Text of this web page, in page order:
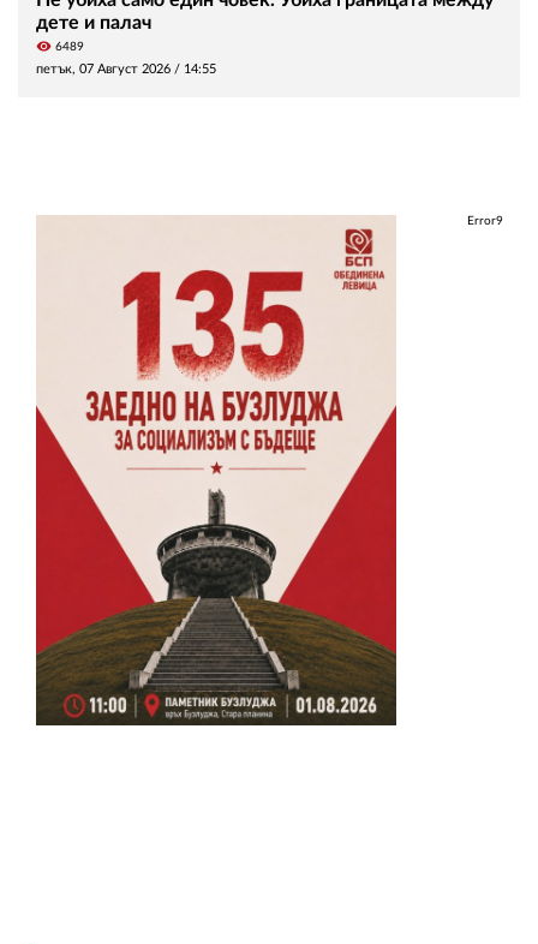
дете и палач
visibility 6489
петък, 07 Август 2026 / 14:55
Error9